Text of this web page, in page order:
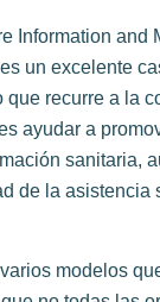
Information and
un excelente
que recurre a la
ayudar a
sanitaria,
de la asistencia
modelos